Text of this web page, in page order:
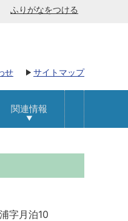
ふりがなをつける
せ サイトマップ
関連情報
字月泊10